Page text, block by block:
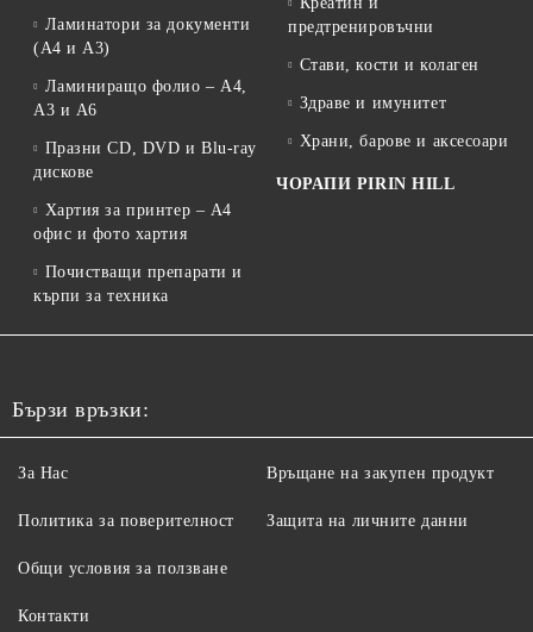
Ламинатори за документи
(A4 и A3)
Ламиниращо фолио – A4,
A3 и A6
Празни CD, DVD и Blu-ray
дискове
Хартия за принтер – A4
офис и фото хартия
Почистващи препарати и
кърпи за техника
предтренировъчни
Стави, кости и колаген
Здраве и имунитет
Храни, барове и аксесоари
ЧОРАПИ PIRIN HILL
Бързи връзки:
За Нас
Политика за поверителност
Общи условия за ползване
Контакти
Връщане на закупен продукт
Защита на личните данни